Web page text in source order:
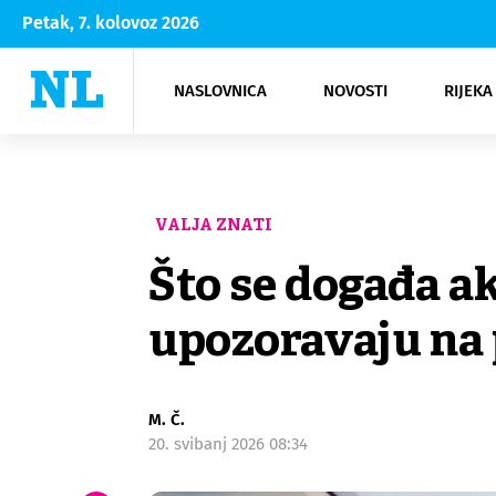
Petak, 7. kolovoz 2026
NASLOVNICA NOVOSTI
Rijeka Opatija
NK
Moda
Kultura
VALJA ZNATI
Što se događa
upozoravaju na
M. Č.
20. svibanj 2026 08:34